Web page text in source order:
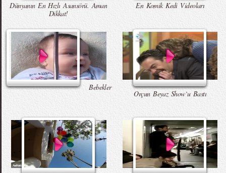
Dünyanın En Hızlı Asansörü. Aman
Dikkat!
En Komik Kedi Videoları
Bebekler
Orçun Beyaz Show`u Bastı